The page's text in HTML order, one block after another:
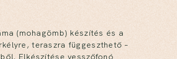
(mohagömb) készítés és a
teraszra függeszthető –